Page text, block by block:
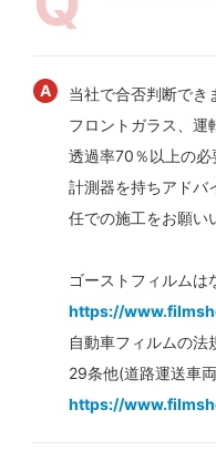
当社で合否判断でき
フロントガラス、運
透過率70％以上の必
計測器を持ちアドバ
任での施工をお願い
ゴーストフィルムは
https://
自動車フィルムの法
29条他(道路運送車
https://